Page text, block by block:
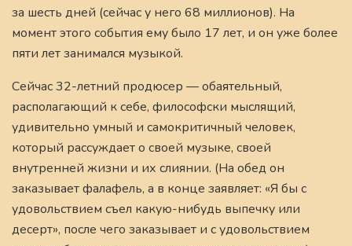
за шесть дней (сейчас у него 68 миллионов). На
момент этого события ему было 17 лет, и он уже более
пяти лет занимался музыкой.
Сейчас 32-летний продюсер — обаятельный,
располагающий к себе, философски мыслящий,
удивительно умный и самокритичный человек,
который рассуждает о своей музыке, своей
внутренней жизни и их слиянии. (На обед он
заказывает фалафель, а в конце заявляет: «Я бы с
удовольствием съел какую-нибудь выпечку или
десерт», после чего заказывает и с удовольствием